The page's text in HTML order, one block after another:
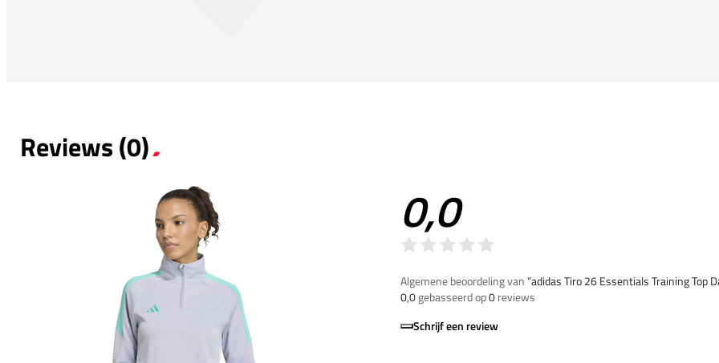
Reviews (0)
0,0
Algemene beoordeling van”adidas Tiro 26 Essentials Training Top
0,0gebasseerd op0reviews
Schrijf een review